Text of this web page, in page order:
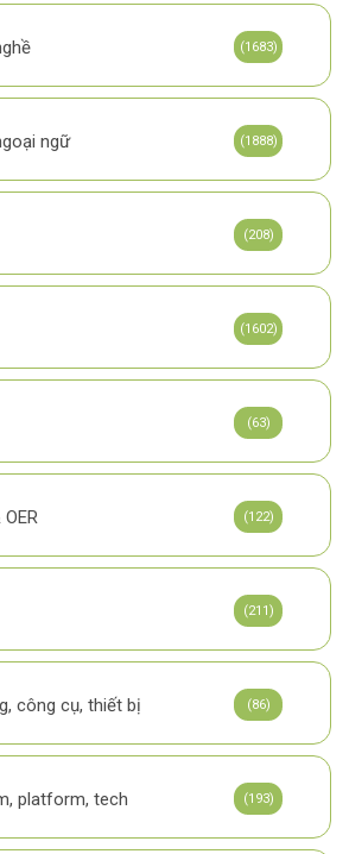
(1683)
ngữ (1888)
(208)
(1602)
(63)
(122)
(211)
công cụ, thiết bị (86)
platform, tech (193)